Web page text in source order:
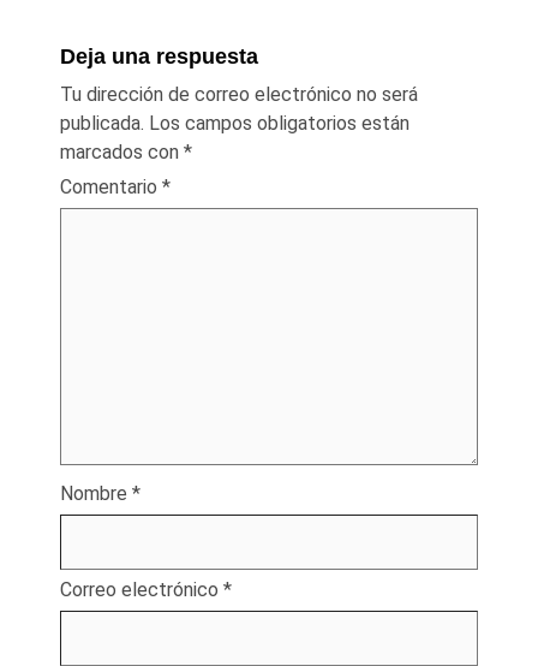
Deja una respuesta
Tu dirección de correo electrónico no será
publicada. Los campos obligatorios están
marcados con *
Comentario *
Nombre *
Correo electrónico *